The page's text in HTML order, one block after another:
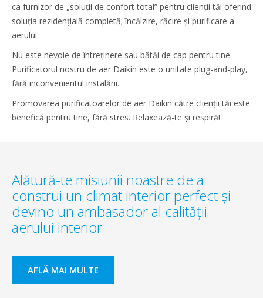
ca furnizor de „soluții de confort total” pentru clienții tăi oferind
soluția rezidențială completă; încălzire, răcire și purificare a
aerului.
Nu este nevoie de întreținere sau bătăi de cap pentru tine -
Purificatorul nostru de aer Daikin este o unitate plug-and-play,
fără inconvenientul instalării.
Promovarea purificatoarelor de aer Daikin către clienții tăi este
benefică pentru tine, fără stres. Relaxează-te și respiră!
Alătură-te misiunii noastre de a
construi un climat interior perfect și
devino un ambasador al calității
aerului interior
AFLĂ MAI MULTE